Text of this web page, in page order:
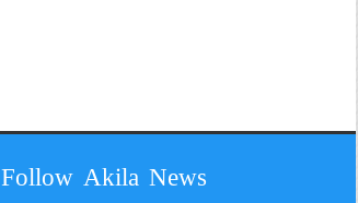
Follow Akila News